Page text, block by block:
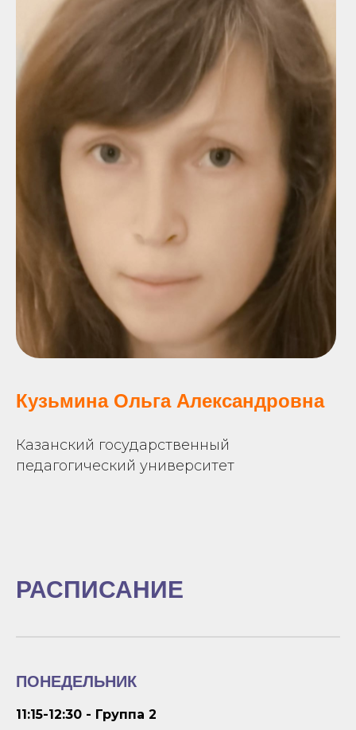
Кузьмина Ольга Александровна
Казанский государственный
педагогический университет
РАСПИСАНИЕ
ПОНЕДЕЛЬНИК
11:15-12:30 - Группа 2